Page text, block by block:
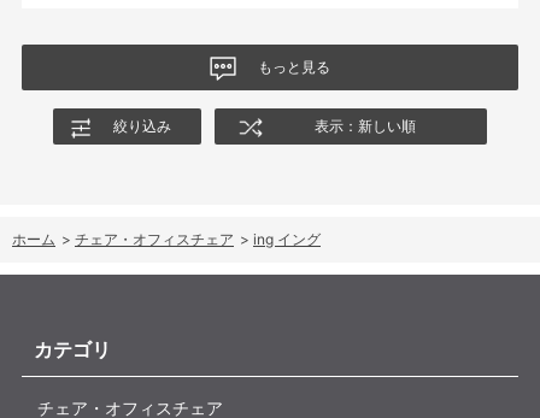
もっと見る
絞り込み 表示：新しい順
ホーム > チェア・オフィスチェア > ing イング
カテゴリ
チェア・オフィスチェア